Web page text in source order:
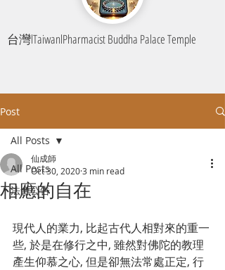
台灣lTaiwanlPharmacist Buddha Palace Temple
Post
All Posts
法會公告
All Posts
相應的自在
仙成師
Oct 30, 20203 min read
現代人的業力, 比起古代人相對來的重一
些, 於是在修行之中, 雖然對佛陀的教理
產生仰慕之心, 但是卻無法常處正定, 行